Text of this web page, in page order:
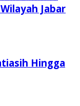
Jabar
Hingga